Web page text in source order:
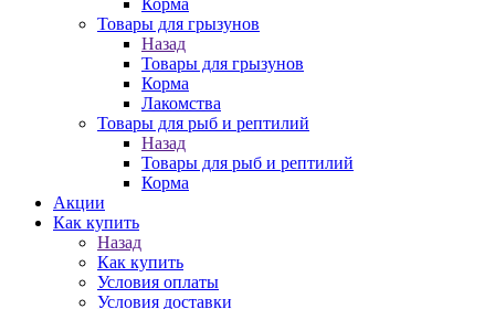
Корма
Товары для грызунов
Назад
Товары для грызунов
Корма
Лакомства
Товары для рыб и рептилий
Назад
Товары для рыб и рептилий
Корма
Акции
Как купить
Назад
Как купить
Условия оплаты
Условия доставки